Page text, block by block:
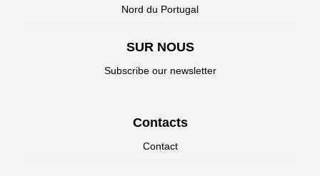
Nord du Portugal
SUR NOUS
Subscribe our newsletter
Contacts
Contact